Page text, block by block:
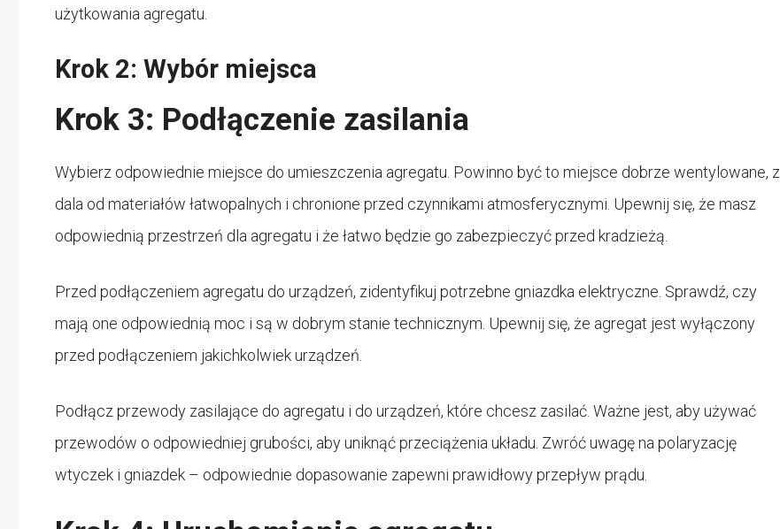
użytkowania agregatu.
Krok 2: Wybór miejsca
Krok 3: Podłączenie zasilania
Wybierz odpowiednie miejsce do umieszczenia agregatu. Powinno być to miejsce dobrze wentylowane, z
dala od materiałów łatwopalnych i chronione przed czynnikami atmosferycznymi. Upewnij się, że masz
odpowiednią przestrzeń dla agregatu i że łatwo będzie go zabezpieczyć przed kradzieżą.
Przed podłączeniem agregatu do urządzeń, zidentyfikuj potrzebne gniazdka elektryczne. Sprawdź, czy
mają one odpowiednią moc i są w dobrym stanie technicznym. Upewnij się, że agregat jest wyłączony
przed podłączeniem jakichkolwiek urządzeń.
Podłącz przewody zasilające do agregatu i do urządzeń, które chcesz zasilać. Ważne jest, aby używać
przewodów o odpowiedniej grubości, aby uniknąć przeciążenia układu. Zwróć uwagę na polaryzację
wtyczek i gniazdek – odpowiednie dopasowanie zapewni prawidłowy przepływ prądu.